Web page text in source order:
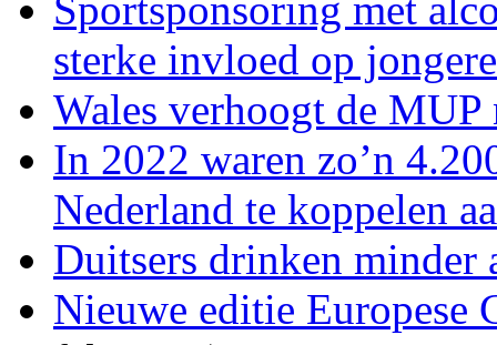
sterke invloed op
Wales verhoogt de
In 2022 waren zo’n
Nederland te koppelen
Duitsers drinken
Nieuwe editie Europese